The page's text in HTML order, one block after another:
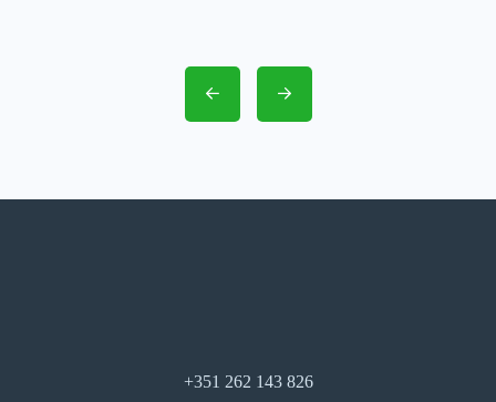
+351 262 143 826